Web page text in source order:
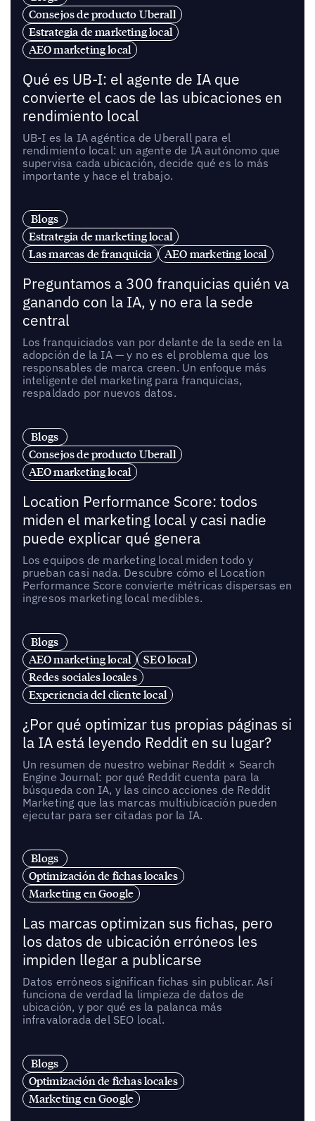
Consejos de producto Uberall
Estrategia de marketing local
AEO marketing local
Qué es UB-I: el agente de IA que
convierte el caos de las ubicaciones en
rendimiento local
UB-I es la IA agéntica de Uberall para el
rendimiento local: un agente de IA autónomo que
supervisa cada ubicación, decide qué es lo más
importante y hace el trabajo.
Blogs
Estrategia de marketing local
Las marcas de franquicia
AEO marketing local
Preguntamos a 300 franquicias quién va
ganando con la IA, y no era la sede
central
Los franquiciados van por delante de la sede en la
adopción de la IA — y no es el problema que los
responsables de marca creen. Un enfoque más
inteligente del marketing para franquicias,
respaldado por nuevos datos.
Blogs
Consejos de producto Uberall
AEO marketing local
Location Performance Score: todos
miden el marketing local y casi nadie
puede explicar qué genera
Los equipos de marketing local miden todo y
prueban casi nada. Descubre cómo el Location
Performance Score convierte métricas dispersas en
ingresos marketing local medibles.
Blogs
AEO marketing local
SEO local
Redes sociales locales
Experiencia del cliente local
¿Por qué optimizar tus propias páginas si
la IA está leyendo Reddit en su lugar?
Un resumen de nuestro webinar Reddit × Search
Engine Journal: por qué Reddit cuenta para la
búsqueda con IA, y las cinco acciones de Reddit
Marketing que las marcas multiubicación pueden
ejecutar para ser citadas por la IA.
Blogs
Optimización de fichas locales
Marketing en Google
Las marcas optimizan sus fichas, pero
los datos de ubicación erróneos les
impiden llegar a publicarse
Datos erróneos significan fichas sin publicar. Así
funciona de verdad la limpieza de datos de
ubicación, y por qué es la palanca más
infravalorada del SEO local.
Blogs
Optimización de fichas locales
Marketing en Google